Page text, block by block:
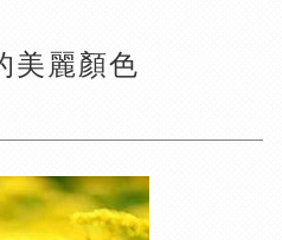
美麗顏色